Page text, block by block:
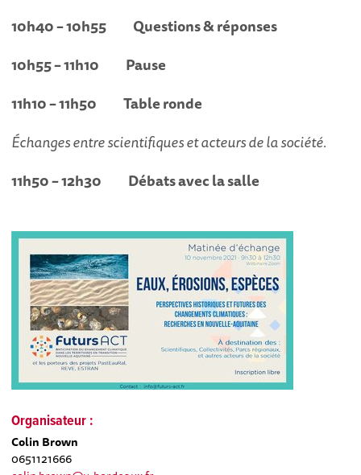
10h40 – 10h55 Questions & réponses
10h55 – 11h10 Pause
11h10 – 11h50 Table ronde
Échanges entre scientifiques et acteurs de la société.
11h50 – 12h30 Débats avec la salle
Organisateur :
Colin Brown
0651121666